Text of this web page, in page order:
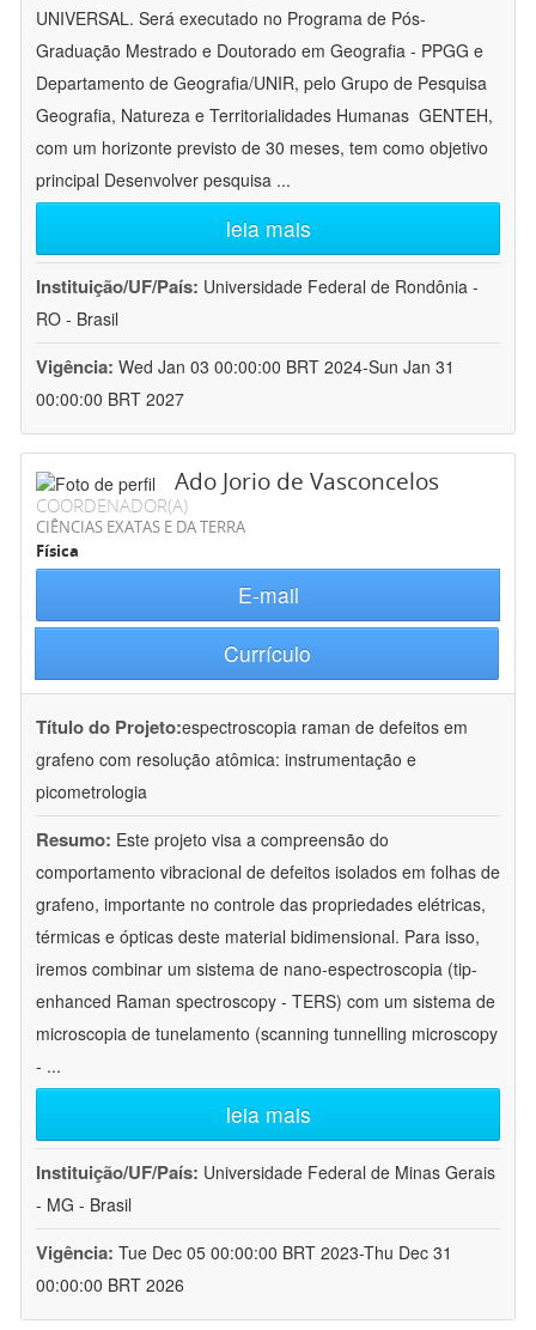
UNIVERSAL. Será executado no Programa de Pós-
Graduação Mestrado e Doutorado em Geografia - PPGG e
Departamento de Geografia/UNIR, pelo Grupo de Pesquisa
Geografia, Natureza e Territorialidades Humanas  GENTEH,
com um horizonte previsto de 30 meses, tem como objetivo
principal Desenvolver pesquisa ...
leia mais
Instituição/UF/País: Universidade Federal de Rondônia -
RO - Brasil
Vigência: Wed Jan 03 00:00:00 BRT 2024-Sun Jan 31
00:00:00 BRT 2027
Ado Jorio de Vasconcelos
COORDENADOR(A)
CIÊNCIAS EXATAS E DA TERRA
Física
E-mail
Currículo
Título do Projeto:espectroscopia raman de defeitos em
grafeno com resolução atômica: instrumentação e
picometrologia
Resumo: Este projeto visa a compreensão do
comportamento vibracional de defeitos isolados em folhas de
grafeno, importante no controle das propriedades elétricas,
térmicas e ópticas deste material bidimensional. Para isso,
iremos combinar um sistema de nano-espectroscopia (tip-
enhanced Raman spectroscopy - TERS) com um sistema de
microscopia de tunelamento (scanning tunnelling microscopy
- ...
leia mais
Instituição/UF/País: Universidade Federal de Minas Gerais
- MG - Brasil
Vigência: Tue Dec 05 00:00:00 BRT 2023-Thu Dec 31
00:00:00 BRT 2026